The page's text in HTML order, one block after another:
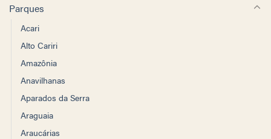
Parques
Acari
Alto Cariri
Amazônia
Anavilhanas
Aparados da Serra
Araguaia
Araucárias